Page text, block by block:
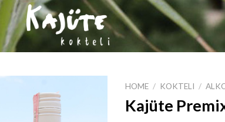
HOME / KOKTELI /
Kajüte